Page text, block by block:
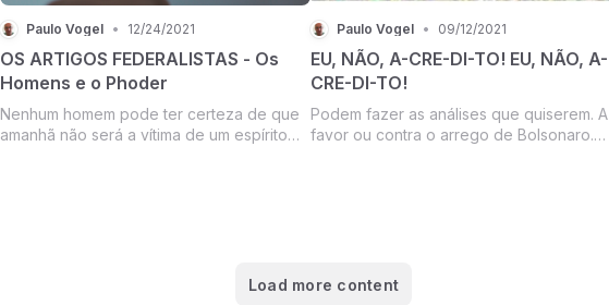
Paulo Vogel • 12/24/2021
OS ARTIGOS FEDERALISTAS - Os
Homens e o Phoder
Nenhum homem pode ter certeza de que
amanhã não será a vítima de um espírito
Paulo Vogel • 09/12/2021
EU, NÃO, A-CRE-DI-TO! EU, NÃO, A-
CRE-DI-TO!
Podem fazer as análises que quiserem. A
favor ou contra o arrego de Bolsonaro.
Load more content